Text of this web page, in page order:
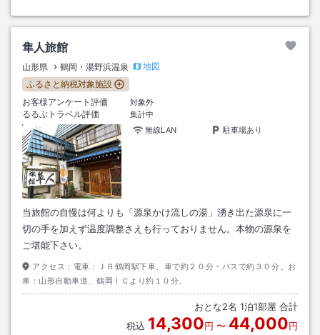
隼人旅館
山形県 鶴岡・湯野浜温泉
地図
ふるさと納税対象施設
お客様アンケート評価
対象外
るるぶトラベル評価
集計中
無線LAN
駐車場あり
当旅館の自慢は何よりも「源泉かけ流しの湯」湧き出た源泉に一
切の手を加えず温度調整さえも行っておりません。本物の源泉を
ご堪能下さい。
アクセス： 電車：ＪＲ鶴岡駅下車、車で約２０分・バスで約３０分。お
車：山形自動車道、鶴岡ＩＣより約１０分。
おとな2名 1泊1部屋 合計
税込 14,300円 〜 44,000円